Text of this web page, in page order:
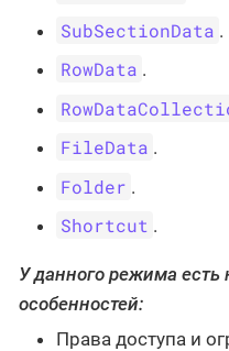
SubSectionData .
RowData .
FileData .
Folder .
Shortcut .
У данного режима
особенностей:
Права доступа и